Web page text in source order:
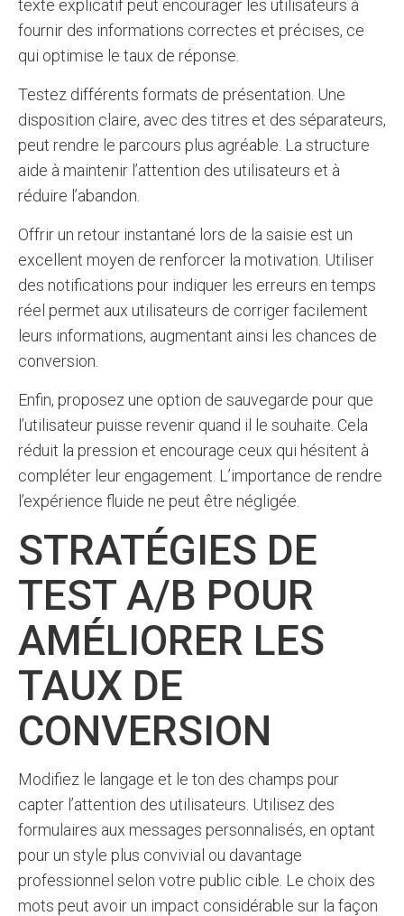
texte explicatif peut encourager les utilisateurs à
fournir des informations correctes et précises, ce
qui optimise le taux de réponse.
Testez différents formats de présentation. Une
disposition claire, avec des titres et des séparateurs,
peut rendre le parcours plus agréable. La structure
aide à maintenir l’attention des utilisateurs et à
réduire l’abandon.
Offrir un retour instantané lors de la saisie est un
excellent moyen de renforcer la motivation. Utiliser
des notifications pour indiquer les erreurs en temps
réel permet aux utilisateurs de corriger facilement
leurs informations, augmentant ainsi les chances de
conversion.
Enfin, proposez une option de sauvegarde pour que
l’utilisateur puisse revenir quand il le souhaite. Cela
réduit la pression et encourage ceux qui hésitent à
compléter leur engagement. L’importance de rendre
l’expérience fluide ne peut être négligée.
STRATÉGIES DE
TEST A/B POUR
AMÉLIORER LES
TAUX DE
CONVERSION
Modifiez le langage et le ton des champs pour
capter l’attention des utilisateurs. Utilisez des
formulaires aux messages personnalisés, en optant
pour un style plus convivial ou davantage
professionnel selon votre public cible. Le choix des
mots peut avoir un impact considérable sur la façon